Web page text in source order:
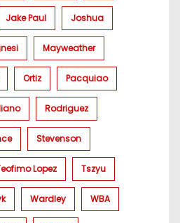
Jake Paul Joshua
Mayweather
Ortiz Pacquiao
Rodriguez
Stevenson
Lopez Tszyu
Wardley WBA